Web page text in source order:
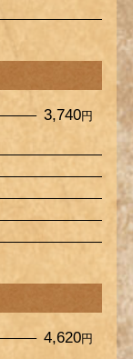
3,740円
4,620円